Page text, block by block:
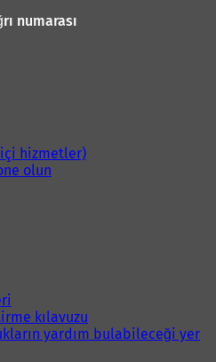
numarası
hizmetler)
olun
kılavuzu
yardım bulabileceği yer